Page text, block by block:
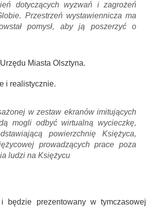
dotyczących wyzwań i zagrożeń
Przestrzeń wystawiennicza ma
pomysł, aby ją poszerzyć o
Miasta Olsztyna.
i realistycznie.
w zestaw ekranów imitujących
mogli odbyć wirtualną wycieczkę,
powierzchnię Księżyca,
prowadzących prace poza
ludzi na Księżycu
prezentowany w tymczasowej